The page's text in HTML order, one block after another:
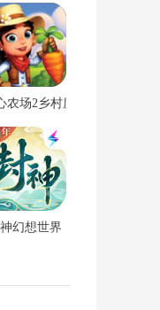
农场2乡村度假中文版
幻想世界